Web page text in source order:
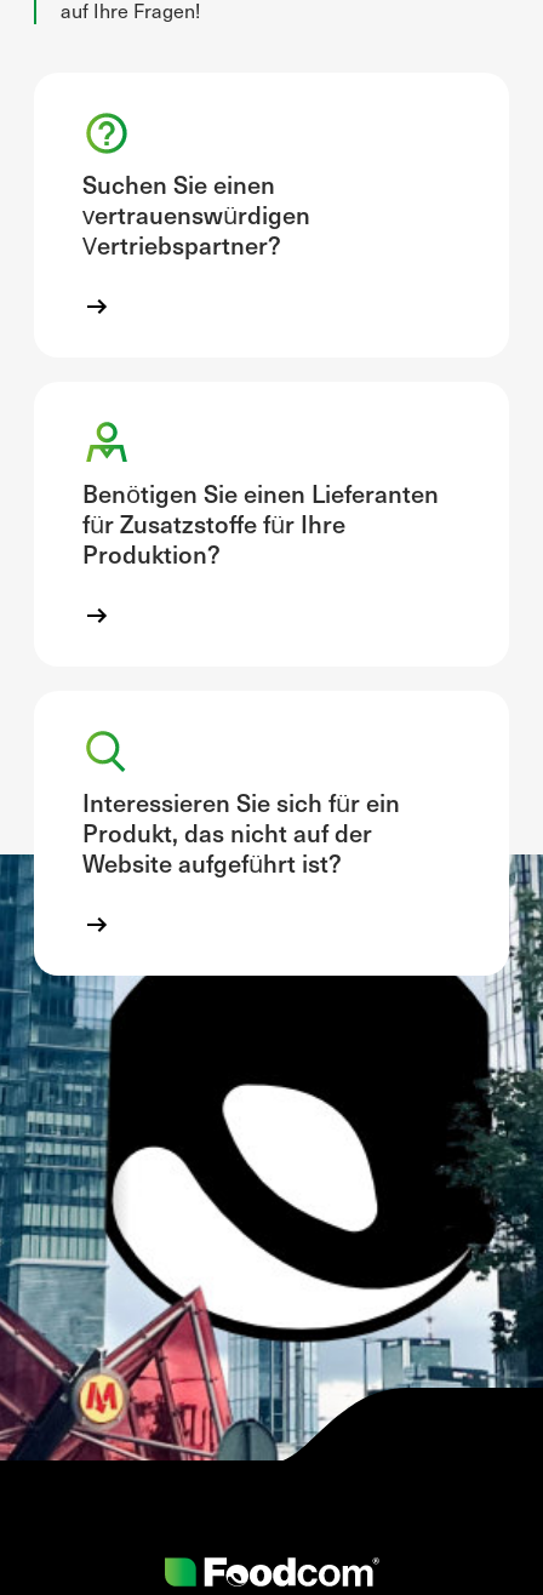
auf Ihre Fragen!
Suchen Sie einen
vertrauenswürdigen
Vertriebspartner?
Benötigen Sie einen Lieferanten
für Zusatzstoffe für Ihre
Produktion?
Interessieren Sie sich für ein
Produkt, das nicht auf der
Website aufgeführt ist?